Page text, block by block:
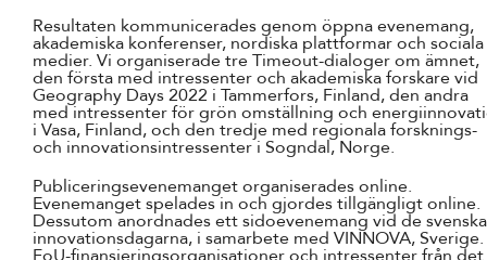
Resultaten kommunicerades genom öppna evenemang,
akademiska konferenser, nordiska plattformar och sociala
medier. Vi organiserade tre Timeout-dialoger om ämnet,
den första med intressenter och akademiska forskare vid
Geography Days2022 i Tammerfors, Finland, den andra
med intressenter för grön omställning och
i Vasa, Finland, och den tredje med regionala forsknings-
och innovationsintressenter i Sogndal, Norge.
Publiceringsevenemanget organiserades online.
Evenemanget spelades in och gjordes tillgängligt online.
Dessutom anordnades ett sidoevenemang vid de svenska
innovationsdagarna, i samarbete med VINNOVA, Sverige.